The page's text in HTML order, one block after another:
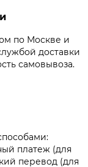
по Москве и
доставки
самовывоза.
платеж (для
перевод (для